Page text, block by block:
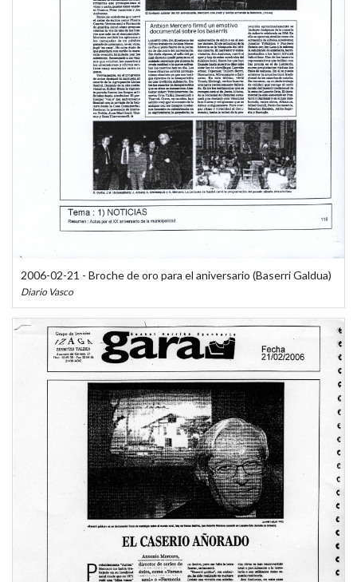
2006-02-21 - Broche de oro para el aniversario (Baserri Galdua)
Diario Vasco